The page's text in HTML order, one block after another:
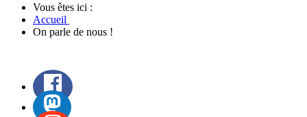
Vous êtes ici :
Accueil
On parle de nous !